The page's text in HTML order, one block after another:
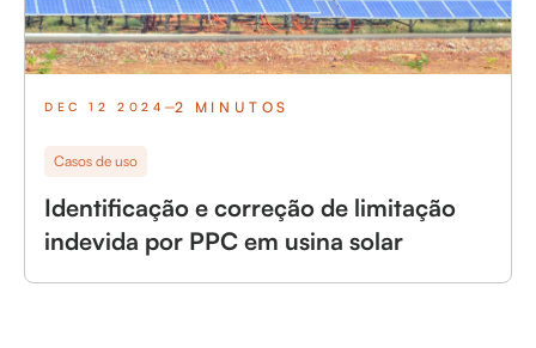
DEC 12 2024 2 MINUTOS
Casos de uso
Identificação e correção de limitação
indevida por PPC em usina solar